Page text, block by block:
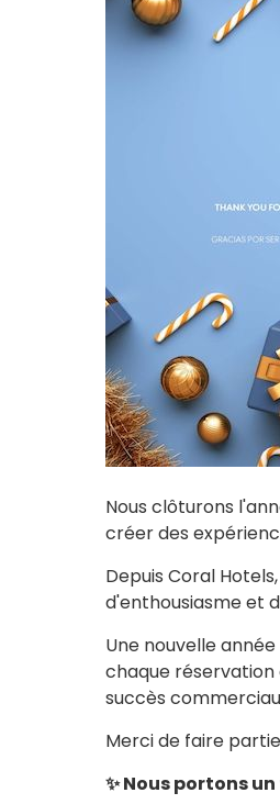
Nous clôturons
créer des
Depuis Coral
d'enthousiasme et
Une nouvelle
chaque
succès
Merci de faire
✨ Nous portons